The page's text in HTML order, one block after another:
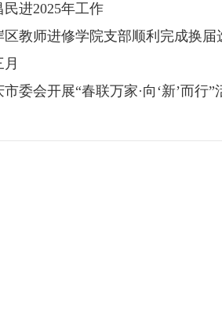
民进2025年工作
区教师进修学院支部顺利完成换届
委会开展“春联万家·向‘新’而行”